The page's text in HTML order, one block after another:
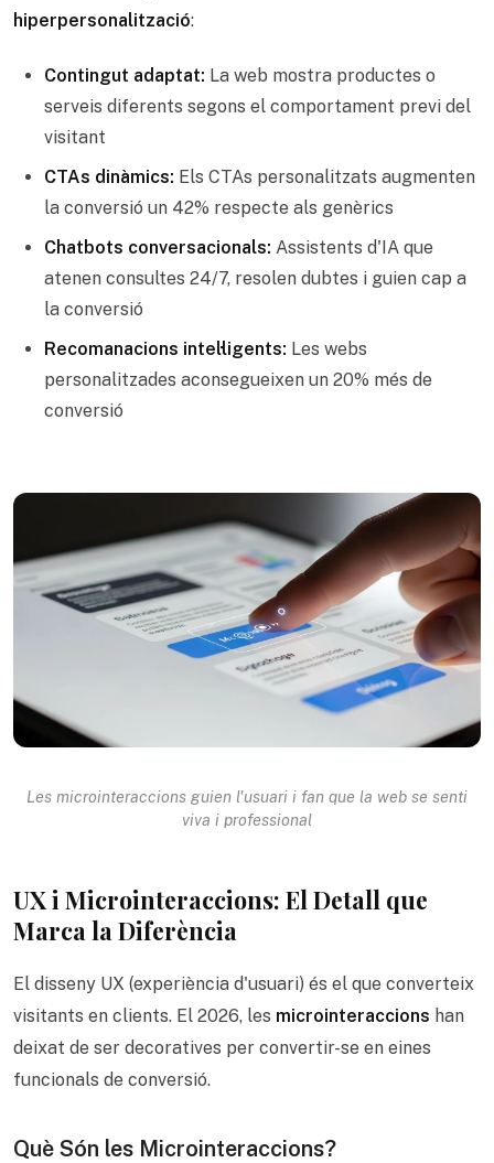
hiperpersonalització:
Contingut adaptat: La web mostra productes o
serveis diferents segons el comportament previ del
visitant
CTAs dinàmics: Els CTAs personalitzats augmenten
la conversió un 42% respecte als genèrics
Chatbots conversacionals: Assistents d'IA que
atenen consultes 24/7, resolen dubtes i guien cap a
la conversió
Recomanacions intel·ligents: Les webs
personalitzades aconsegueixen un 20% més de
conversió
Les microinteraccions guien l'usuari i fan que la web se senti
viva i professional
UX i Microinteraccions: El Detall que
Marca la Diferència
El disseny UX (experiència d'usuari) és el que converteix
visitants en clients. El 2026, les microinteraccions han
deixat de ser decoratives per convertir-se en eines
funcionals de conversió.
Què Són les Microinteraccions?